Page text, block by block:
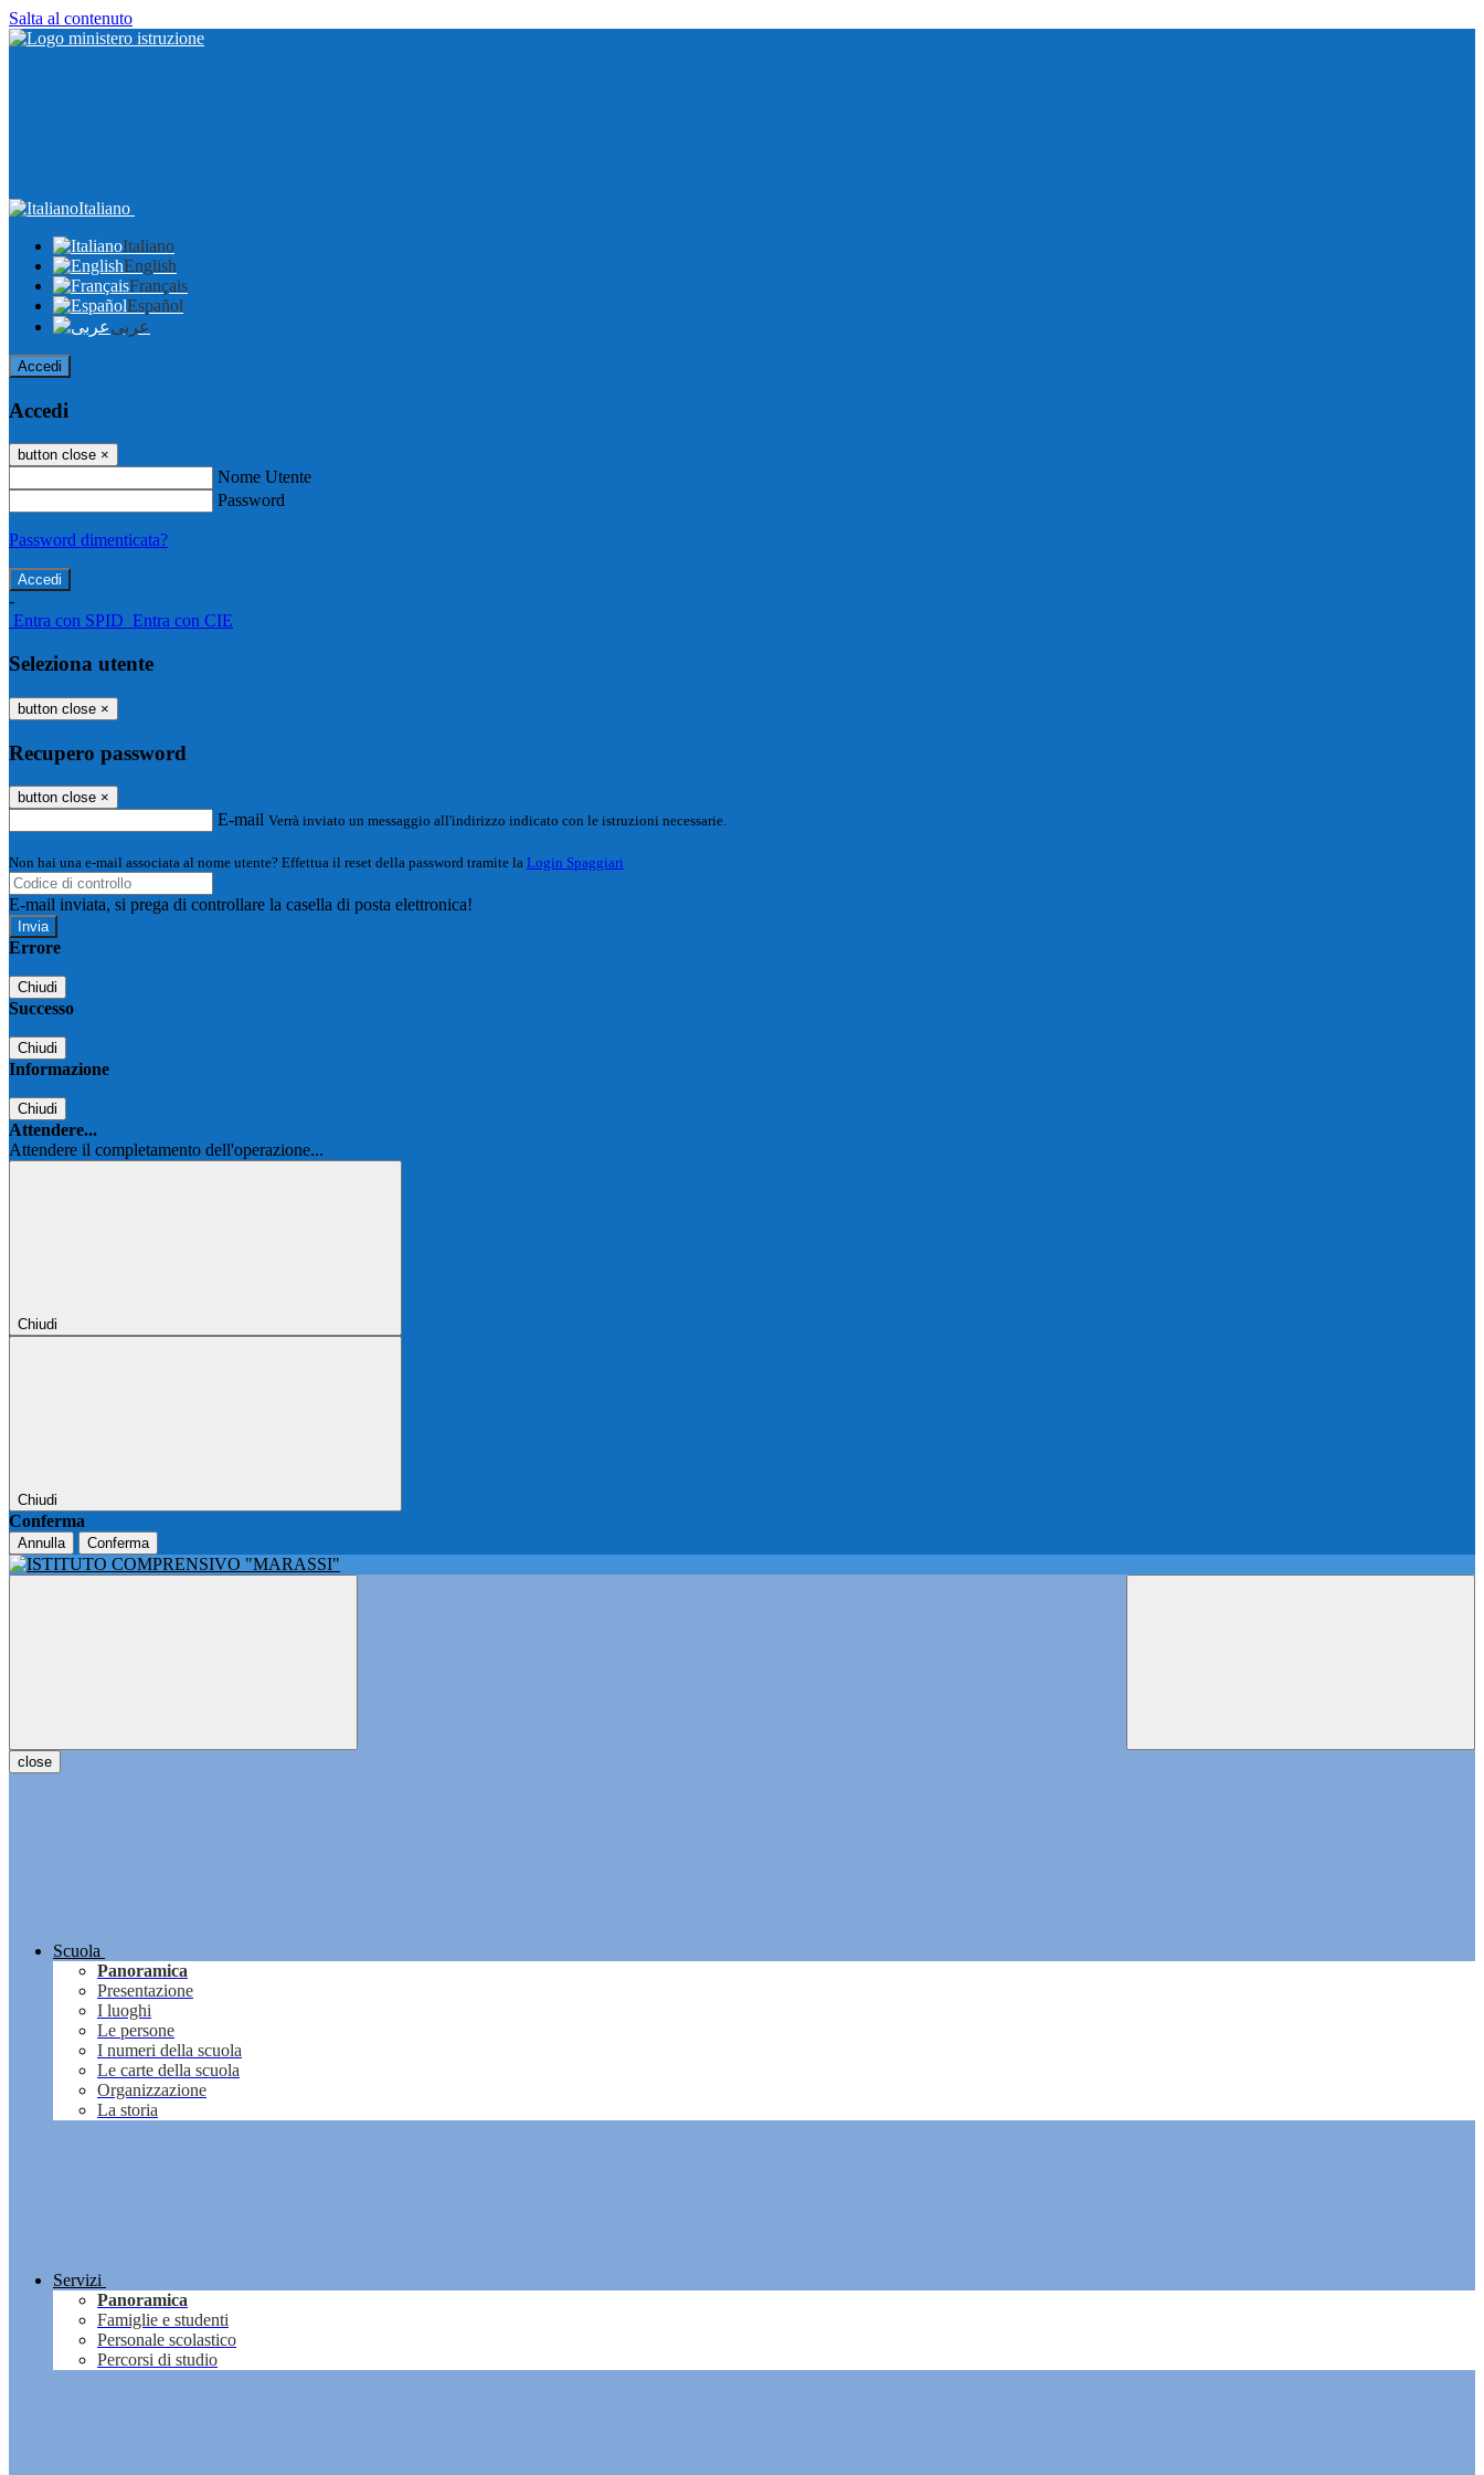
Salta al contenuto
Italiano
Italiano
English
Français
Español
عربى
Accedi
Accedi
button close ×
Nome Utente
Password
Password dimenticata?
-
Entra con SPID Entra con CIE
Seleziona utente
button close ×
Recupero password
button close ×
E-mail Verrà inviato un messaggio all'indirizzo indicato con le istruzioni necessarie.
Non hai una e-mail associata al nome utente? Effettua il reset della password tramite la Login Spaggiari
E-mail inviata, si prega di controllare la casella di posta elettronica!
Errore
Chiudi
Successo
Chiudi
Informazione
Chiudi
Attendere...
Attendere il completamento dell'operazione...
Chiudi
Chiudi
Conferma
Annulla Conferma
close
Scuola
Panoramica
Presentazione
I luoghi
Le persone
I numeri della scuola
Le carte della scuola
Organizzazione
La storia
Servizi
Panoramica
Famiglie e studenti
Personale scolastico
Percorsi di studio